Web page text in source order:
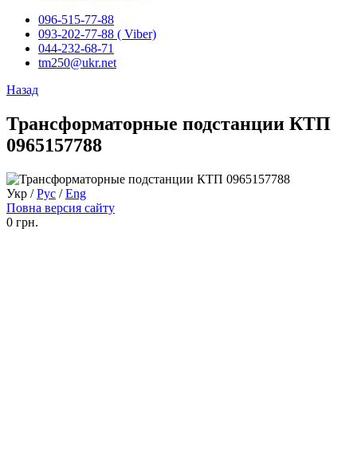
096-515-77-88
093-202-77-88 ( Viber)
044-232-68-71
tm250@ukr.net
Назад
Трансформаторные подстанции КТП
0965157788
Укр / Рус / Eng
Повна версия сайту
0 грн.